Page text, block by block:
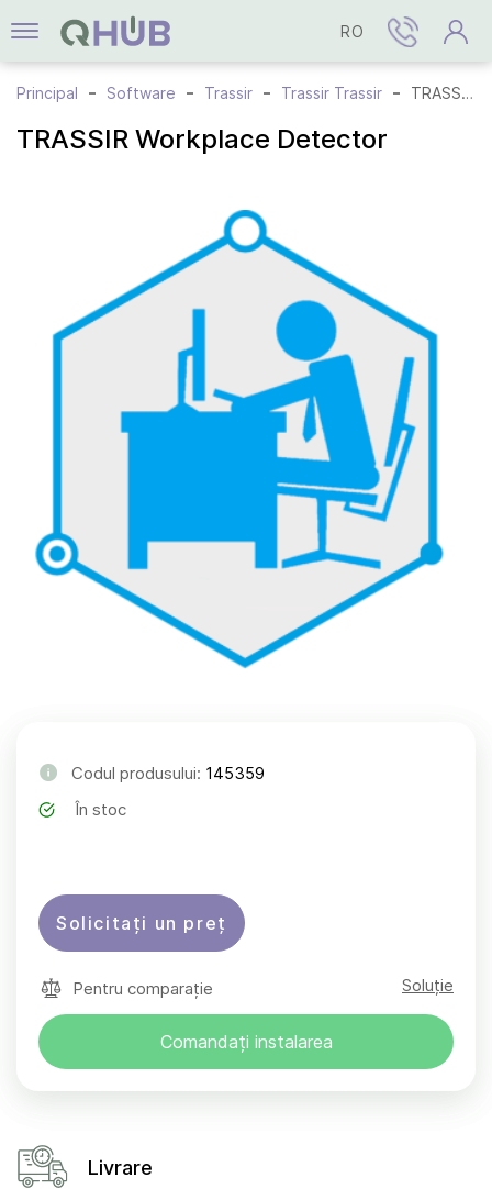
RO
Principal Software Trassir Trassir Trassir TRASSIR Workplace Detector
TRASSIR Workplace Detector
Codul produsului: 145359
În stoc
Solicitați un preț
Pentru comparație Soluție
Comandați instalarea
Livrare